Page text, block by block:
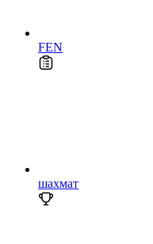
FEN
шахмат